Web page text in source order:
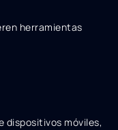
herramientas
dispositivos móviles,